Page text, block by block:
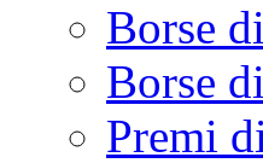
Borse
Borse
Premi